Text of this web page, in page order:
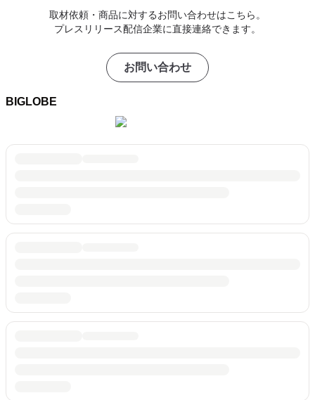
取材依頼・商品に対するお問い合わせはこちら。
プレスリリース配信企業に直接連絡できます。
お問い合わせ
BIGLOBE